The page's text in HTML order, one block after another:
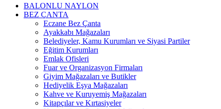
BALONLU NAYLON
BEZ ÇANTA
Eczane Bez Çanta
Ayakkabı Mağazaları
Belediyeler, Kamu Kurumları ve Siyasi Partiler
Eğitim Kurumları
Emlak Ofisleri
Fuar ve Organizasyon Firmaları
Giyim Mağazaları ve Butikler
Hediyelik Eşya Mağazaları
Kahve ve Kuruyemiş Mağazaları
Kitapçılar ve Kırtasiyeler